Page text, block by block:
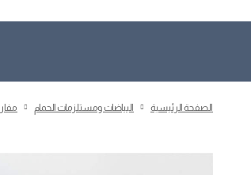
الصفحة الرئيسية البياضات ومستلزمات الحمام